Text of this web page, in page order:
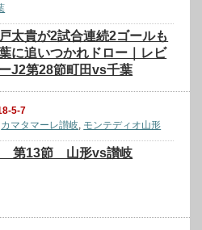
太貴が2試合連続2ゴールも
に追いつかれドロー｜レビ
J2第28節町田vs千葉
5-7
カマタマーレ讃岐 モンテディオ山形
第13節 山形vs讃岐